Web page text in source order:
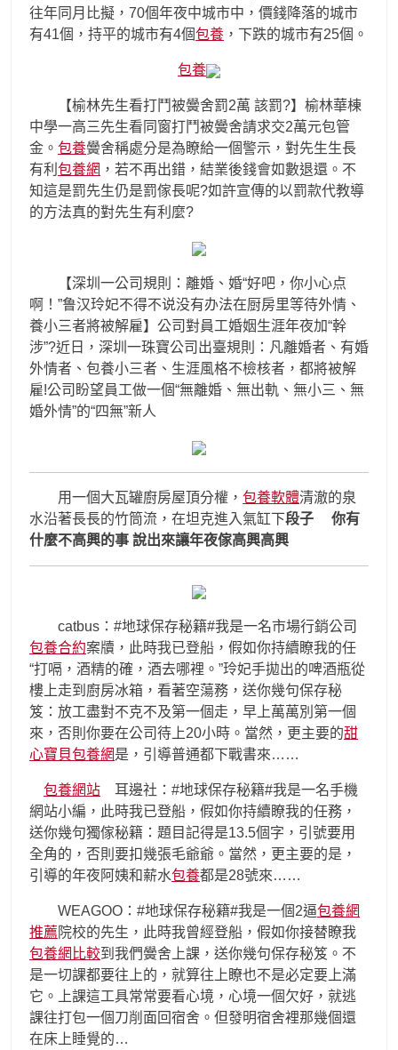
往年同月比擬，70個年夜中城市中，價錢降落的城市
有41個，持平的城市有4個包養 ，下跌的城市有25個。
包養
【榆林先生看打鬥被黌舍罰2萬 該罰?】榆林華棟
中學一高三先生看同窗打鬥被黌舍請求交2萬元包管
金。 包養黌舍稱處分是為瞭給一個警示，對先生生長
有利 包養網 ，若不再出錯，結業後錢會如數退還。不
知這是罰先生仍是罰傢長呢?如許宣傳的以罰款代教導
的方法真的對先生有利麼?
【深圳一公司規則：離婚、婚“好吧，你小心点
啊！”鲁汉玲妃不得不说没有办法在厨房里等待外情、
養小三者將被解雇】公司對員工婚姻生涯年夜加“幹
涉”?近日，深圳一珠寶公司出臺規則：凡離婚者、有婚
外情者、包養小三者、生涯風格不檢核者，都將被解
雇!公司盼望員工做一個“無離婚、無出軌、無小三、無
婚外情”的“四無”新人
用一個大瓦罐廚房屋頂分權， 包養軟體清澈的泉
水沿著長長的竹筒流，在坦克進入氣缸下段子
你有
什麼不高興的事 說出來讓年夜傢高興高興
catbus：#地球保存秘籍#我是一名市場行銷公司
包養合約案牘，此時我已登船，假如你持續瞭我的任
“打嗝，酒精的確，酒去哪裡。”玲妃手拋出的啤酒瓶從
樓上走到廚房冰箱，看著空蕩務，送你幾句保存秘
笈：放工盡對不克不及第一個走，早上萬萬別第一個
來，否則你要在公司待上20小時。當然，更主要的甜
心寶貝包養網是，引導普通都下戰書來……
包養網站 耳邊社：#地球保存秘籍#我是一名手機
網站小編，此時我已登船，假如你持續瞭我的任務，
送你幾句獨傢秘籍：題目記得是13.5個字，引號要用
全角的，否則要扣幾張毛爺爺。當然，更主要的是，
引導的年夜阿姨和薪水包養都是28號來……
WEAGOO：#地球保存秘籍#我是一個2逼包養網
推薦 院校的先生，此時我曾經登船，假如你接替瞭我
包養網比較到我們黌舍上課，送你幾句保存秘笈。不
是一切課都要往上的，就算往上瞭也不是必定要上滿
它。上課這工具常常要看心境，心境一個欠好，就逃
課往打包一個刀削面回宿舍。但發明宿舍裡那幾個還
在床上睡覺的…